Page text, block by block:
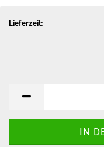
Lieferzeit: